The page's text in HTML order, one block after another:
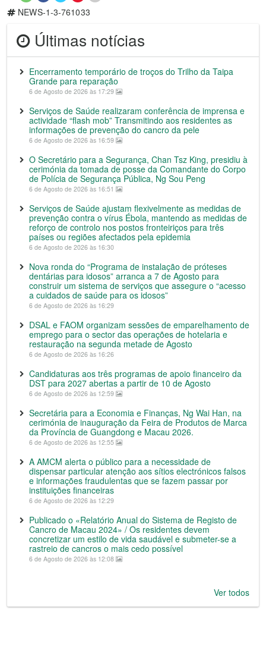
NEWS-1-3-761033
Últimas notícias
Encerramento temporário de troços do Trilho da Taipa
Grande para reparação
6 de Agosto de 2026 às 17:29
Serviços de Saúde realizaram conferência de imprensa e
actividade “flash mob” Transmitindo aos residentes as
informações de prevenção do cancro da pele
6 de Agosto de 2026 às 16:59
O Secretário para a Segurança, Chan Tsz King, presidiu à
cerimónia da tomada de posse da Comandante do Corpo
de Polícia de Segurança Pública, Ng Sou Peng
6 de Agosto de 2026 às 16:51
Serviços de Saúde ajustam flexivelmente as medidas de
prevenção contra o vírus Ébola, mantendo as medidas de
reforço de controlo nos postos fronteiriços para três
países ou regiões afectados pela epidemia
6 de Agosto de 2026 às 16:30
Nova ronda do “Programa de instalação de próteses
dentárias para idosos” arranca a 7 de Agosto para
construir um sistema de serviços que assegure o “acesso
a cuidados de saúde para os idosos”
6 de Agosto de 2026 às 16:29
DSAL e FAOM organizam sessões de emparelhamento de
emprego para o sector das operações de hotelaria e
restauração na segunda metade de Agosto
6 de Agosto de 2026 às 16:26
Candidaturas aos três programas de apoio financeiro da
DST para 2027 abertas a partir de 10 de Agosto
6 de Agosto de 2026 às 12:59
Secretária para a Economia e Finanças, Ng Wai Han, na
cerimónia de inauguração da Feira de Produtos de Marca
da Província de Guangdong e Macau 2026.
6 de Agosto de 2026 às 12:55
A AMCM alerta o público para a necessidade de
dispensar particular atenção aos sítios electrónicos falsos
e informações fraudulentas que se fazem passar por
instituições financeiras
6 de Agosto de 2026 às 12:29
Publicado o «Relatório Anual do Sistema de Registo de
Cancro de Macau 2024» / Os residentes devem
concretizar um estilo de vida saudável e submeter-se a
rastreio de cancros o mais cedo possível
6 de Agosto de 2026 às 12:08
Ver todos